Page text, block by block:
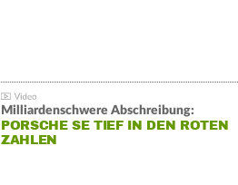
Milliardenschwere Abschreibung:
PORSCHE SE TIEF IN DEN ROTEN
ZAHLEN